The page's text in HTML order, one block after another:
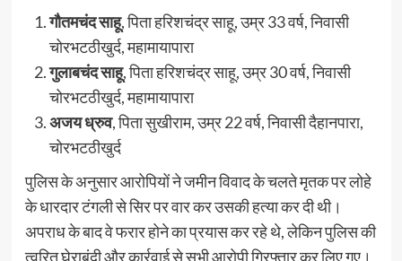
गौतमचंद साहू, पिता हरिशचंद्र साहू, उम्र 33 वर्ष, निवासी
चोरभटठीखुर्द, महामायापारा
गुलाबचंद साहू, पिता हरिशचंद्र साहू, उम्र 30 वर्ष, निवासी
चोरभटठीखुर्द, महामायापारा
अजय ध्रुव, पिता सुखीराम, उम्र 22 वर्ष, निवासी दैहानपारा,
चोरभटठीखुर्द
पुलिस के अनुसार आरोपियों ने जमीन विवाद के चलते मृतक पर लोहे
के धारदार टंगली से सिर पर वार कर उसकी हत्या कर दी थी।
अपराध के बाद वे फरार होने का प्रयास कर रहे थे, लेकिन पुलिस की
त्वरित घेराबंदी और कार्रवाई से सभी आरोपी गिरफ्तार कर लिए गए।